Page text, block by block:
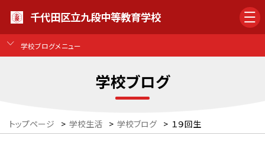
千代田区立九段中等教育学校
学校ブログメニュー
学校ブログ
トップページ > 学校生活 > 学校ブログ > １９回生